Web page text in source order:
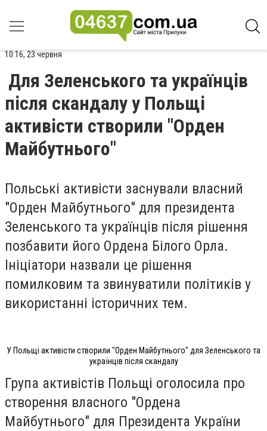
10:16, 23 червня
Для Зеленського та українців
після скандалу у Польщі
активісти створили "Орден
Майбутнього"
Польські активісти заснували власний
"Орден Майбутнього" для президента
Зеленського та українців після рішення
позбавити його Ордена Білого Орла.
Ініціатори назвали це рішення
помилковим та звинуватили політиків у
використанні історичних тем.
У Польщі активісти створили "Орден Майбутнього" для Зеленського та
українців після скандалу
Група активістів Польщі оголосила про
створення власного "Ордена
Майбутнього" для Президента України